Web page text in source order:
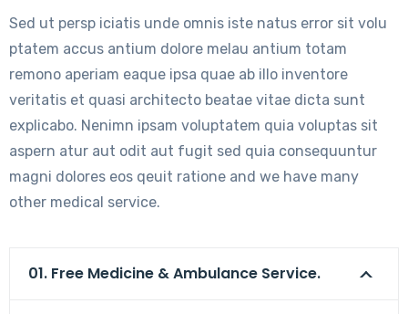
Sed ut persp iciatis unde omnis iste natus error sit volu
ptatem accus antium dolore melau antium totam
remono aperiam eaque ipsa quae ab illo inventore
veritatis et quasi architecto beatae vitae dicta sunt
explicabo. Nenimn ipsam voluptatem quia voluptas sit
aspern atur aut odit aut fugit sed quia consequuntur
magni dolores eos qeuit ratione and we have many
other medical service.
01. Free Medicine & Ambulance Service.